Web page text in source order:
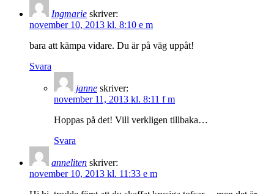
Ingmarie skriver:
november 10, 2013 kl. 8:10 e m
bara att kämpa vidare. Du är på väg uppåt!
Svara
janne skriver:
november 11, 2013 kl. 8:11 f m
Hoppas på det! Vill verkligen tillbaka…
Svara
anneliten skriver:
november 10, 2013 kl. 11:33 e m